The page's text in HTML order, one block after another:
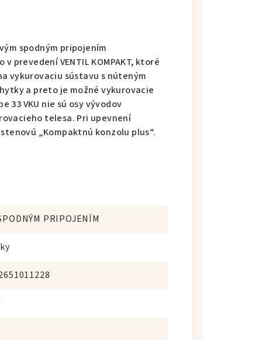
spodným pripojením
prevedení VENTIL KOMPAKT, ktoré
vykurovaciu sústavu s núteným
a preto je možné vykurovacie
33 VKU nie sú osy vývodov
telesa. Pri upevnení
„Kompaktnú konzolu plus“.
PRIPOJENÍM